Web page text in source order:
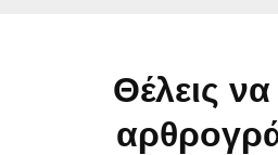
Θέλεις να